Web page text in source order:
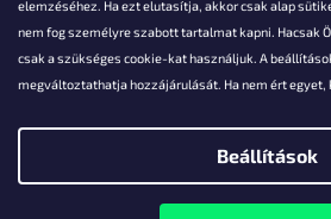
elemzéséhez. Ha ezt elutasítja, akkor csak alap
nem fog személyre szabott tartalmat kapni. Hacsak
csak a szükséges cookie-kat használjuk. A
megváltoztathatja hozzájárulását. Ha nem ért egyet,
Beállítások